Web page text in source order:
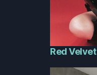
Red Velvet